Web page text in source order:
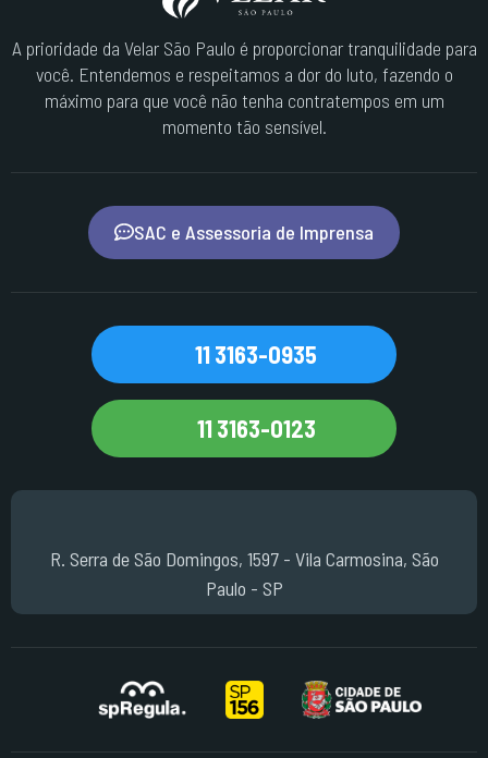
A prioridade da Velar São Paulo é proporcionar tranquilidade para
você. Entendemos e respeitamos a dor do luto, fazendo o
máximo para que você não tenha contratempos em um
momento tão sensível.
SAC e Assessoria de Imprensa
11 3163-0935
11 3163-0123
R. Serra de São Domingos, 1597 - Vila Carmosina, São
Paulo - SP